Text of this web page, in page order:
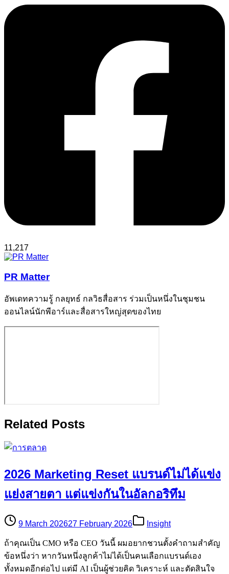
11,217
PR Matter
อัพเดทความรู้ กลยุทธ์ กลวิธสื่อสาร ร่วมเป็นหนึ่งในชุมชน
ออนไลน์นักพีอาร์และสื่อสารใหญ่สุดของไทย
Related Posts
2026 Marketing Reset แบรนด์ไม่ได้แข่ง
แย่งสายตา แต่แข่งกันในอัลกอริทึม
9 March 202627 February 2026 Insight
ถ้าคุณเป็น CMO หรือ CEO วันนี้ ผมอยากชวนตั้งคำถามสำคัญ
ข้อหนึ่งว่า หากวันหนึ่งลูกค้าไม่ได้เป็นคนเลือกแบรนด์เอง
ทั้งหมดอีกต่อไป แต่มี AI เป็นผู้ช่วยคิด วิเคราะห์ และตัดสินใจ